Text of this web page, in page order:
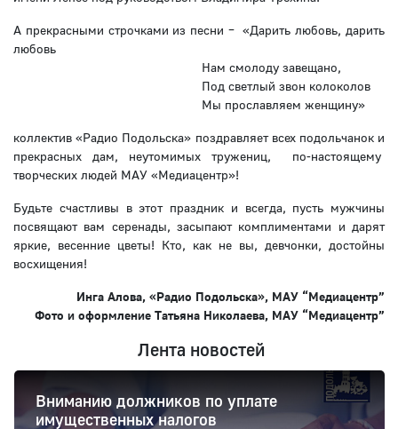
А прекрасными строчками из песни – «Дарить любовь, дарить
любовь
Нам смолоду завещано,
Под светлый звон колоколов
Мы прославляем женщину»
коллектив «Радио Подольска» поздравляет всех подольчанок и
прекрасных дам, неутомимых тружениц,
по-настоящему
творческих людей МАУ «Медиацентр»!
Будьте счастливы в этот праздник и всегда, пусть мужчины
посвящают вам серенады, засыпают комплиментами и дарят
яркие, весенние цветы! Кто, как не вы, девчонки, достойны
восхищения!
Инга Алова, «Радио Подольска», МАУ “Медиацентр”
Фото и оформление Татьяна Николаева, МАУ “Медиацентр”
Лента новостей
Вниманию должников по уплате
имущественных налогов